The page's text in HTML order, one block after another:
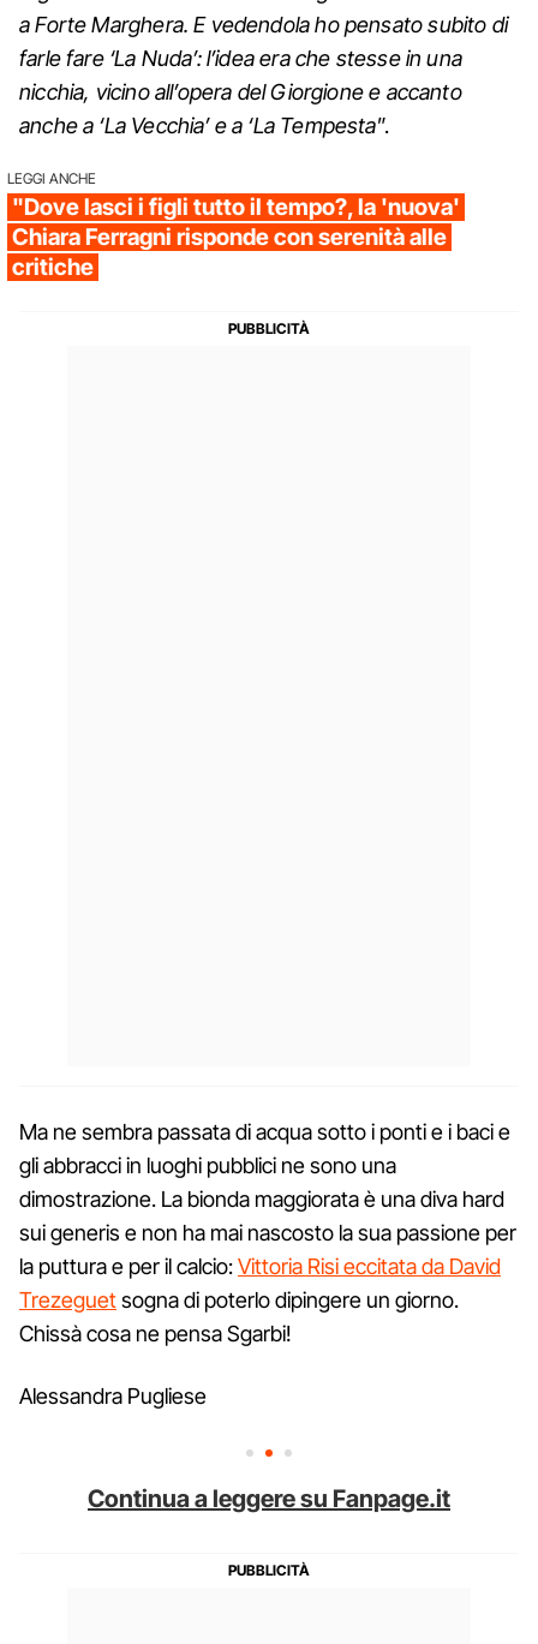
a Forte Marghera. E vedendola ho pensato subito di
farle fare ‘La Nuda’: l’idea era che stesse in una
nicchia, vicino all’opera del Giorgione e accanto
anche a ‘La Vecchia’ e a ‘La Tempesta”.
LEGGI ANCHE
"Dove lasci i figli tutto il tempo?, la 'nuova'
Chiara Ferragni risponde con serenità alle
critiche
Ma ne sembra passata di acqua sotto i ponti e i baci e
gli abbracci in luoghi pubblici ne sono una
dimostrazione. La bionda maggiorata è una diva hard
sui generis e non ha mai nascosto la sua passione per
la puttura e per il calcio:Vittoria Risi eccitata da David
Trezeguetsogna di poterlo dipingere un giorno.
Chissà cosa ne pensa Sgarbi!
Alessandra Pugliese
Continua a leggere su Fanpage.it